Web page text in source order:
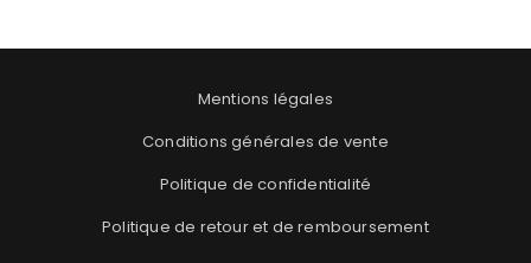
au sac de frappe, au travail technique ou lors des séances de
Caractéristiques de la
coquille femme
Mentions légales
Conditions générales de vente
Politique de confidentialité
Politique de retour et de remboursement